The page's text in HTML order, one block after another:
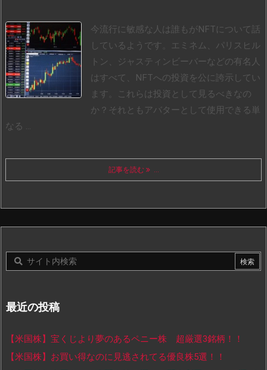
今流行に敏感な人は誰もがNFTについて話
しているようです。エミネム、パリスヒル
トン、ジャスティンビーバーなどの有名人
はすべて、NFTへの投資を公に誇示してい
ます。これらは投資として見るべきなの
か？それともアバターとして使用できる単
なる ...
記事を読む ...
最近の投稿
【米国株】宝くじより夢のあるペニー株 超厳選3銘柄！！
【米国株】お買い得なのに見逃されてる優良株5選！！